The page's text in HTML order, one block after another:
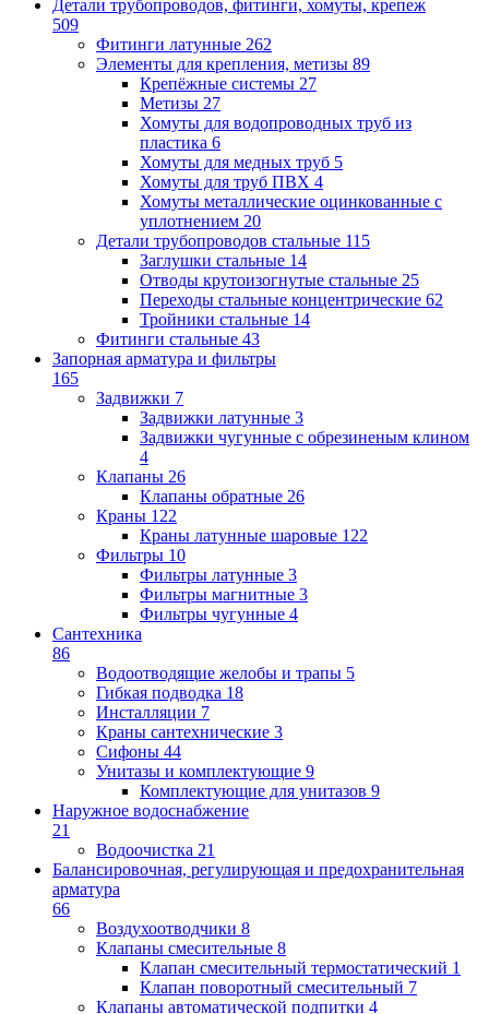
Детали трубопроводов, фитинги, хомуты, крепеж
509
Фитинги латунные 262
Элементы для крепления, метизы 89
Крепёжные системы 27
Метизы 27
Хомуты для водопроводных труб из
пластика 6
Хомуты для медных труб 5
Хомуты для труб ПВХ 4
Хомуты металлические оцинкованные с
уплотнением 20
Детали трубопроводов стальные 115
Заглушки стальные 14
Отводы крутоизогнутые стальные 25
Переходы стальные концентрические 62
Тройники стальные 14
Фитинги стальные 43
Запорная арматура и фильтры
165
Задвижки 7
Задвижки латунные 3
Задвижки чугунные с обрезиненым клином
4
Клапаны 26
Клапаны обратные 26
Краны 122
Краны латунные шаровые 122
Фильтры 10
Фильтры латунные 3
Фильтры магнитные 3
Фильтры чугунные 4
Сантехника
86
Водоотводящие желобы и трапы 5
Гибкая подводка 18
Инсталляции 7
Краны сантехнические 3
Сифоны 44
Унитазы и комплектующие 9
Комплектующие для унитазов 9
Наружное водоснабжение
21
Водоочистка 21
Балансировочная, регулирующая и предохранительная
арматура
66
Воздухоотводчики 8
Клапаны cмесительные 8
Клапан cмесительный термостатический 1
Клапан поворотный cмесительный 7
Клапаны автоматической подпитки 4